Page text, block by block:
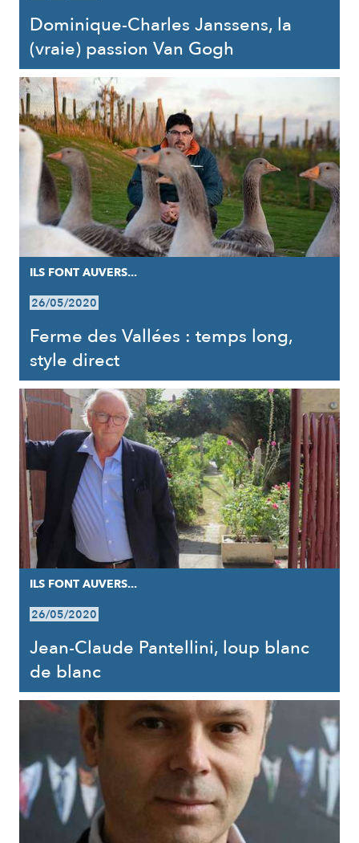
Dominique-Charles Janssens, la
(vraie) passion Van Gogh
ILS FONT AUVERS...
26/05/2020
Ferme des Vallées : temps long,
style direct
ILS FONT AUVERS...
26/05/2020
Jean-Claude Pantellini, loup blanc
de blanc